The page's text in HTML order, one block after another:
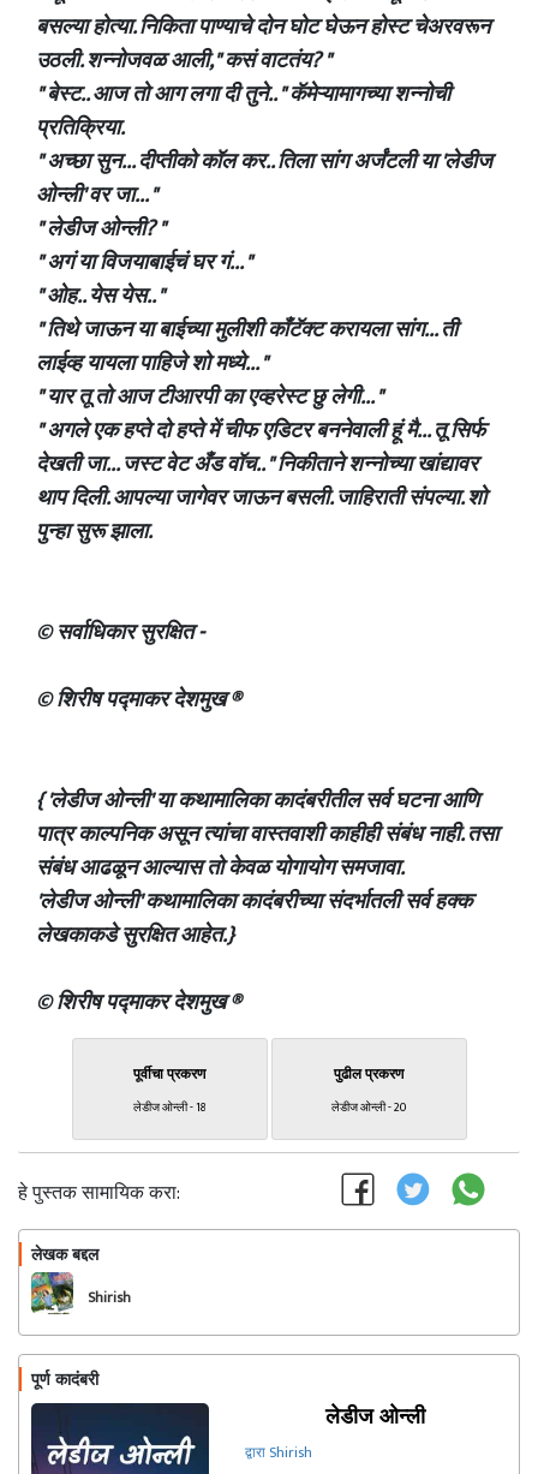
बसल्या होत्या. निकिता पाण्याचे दोन घोट घेऊन होस्ट चेअरवरून
उठली. शन्नोजवळ आली," कसं वाटतंय? "
" बेस्ट.. आज तो आग लगा दी तुने.. " कॅमेऱ्यामागच्या शन्नोची
प्रतिक्रिया.
" अच्छा सुन... दीप्तीको कॉल कर.. तिला सांग अर्जंटली या 'लेडीज
ओन्ली' वर जा... "
" लेडीज ओन्ली? "
" अगं या विजयाबाईचं घर गं... "
" ओह.. येस येस.. "
" तिथे जाऊन या बाईच्या मुलीशी काँटॅक्ट करायला सांग... ती
लाईव्ह यायला पाहिजे शो मध्ये... "
" यार तू तो आज टीआरपी का एव्हरेस्ट छु लेगी... "
" अगले एक हप्ते दो हप्ते में चीफ एडिटर बननेवाली हूं मै... तू सिर्फ
देखती जा... जस्ट वेट अँड वॉच.. " निकीताने शन्नोच्या खांद्यावर
थाप दिली. आपल्या जागेवर जाऊन बसली. जाहिराती संपल्या. शो
पुन्हा सुरू झाला.
© सर्वाधिकार सुरक्षित -
© शिरीष पद्माकर देशमुख ®
{ 'लेडीज ओन्ली' या कथामालिका कादंबरीतील सर्व घटना आणि
पात्र काल्पनिक असून त्यांचा वास्तवाशी काहीही संबंध नाही. तसा
संबंध आढळून आल्यास तो केवळ योगायोग समजावा.
'लेडीज ओन्ली' कथामालिका कादंबरीच्या संदर्भातली सर्व हक्क
लेखकाकडे सुरक्षित आहेत.}
© शिरीष पद्माकर देशमुख ®
पूर्वीचा प्रकरण
लेडीज ओन्ली - 18
पुढील प्रकरण
लेडीज ओन्ली - 20
हे पुस्तक सामायिक करा:
लेखक बद्दल
Shirish
पूर्ण कादंबरी
लेडीज ओन्ली
द्वारा Shirish